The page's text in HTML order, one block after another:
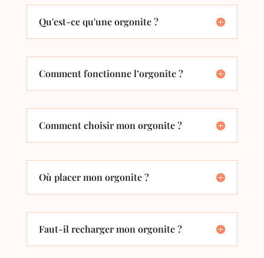
Qu'est-ce qu'une orgonite ?
Comment fonctionne l’orgonite ?
Comment choisir mon orgonite ?
Où placer mon orgonite ?
Faut-il recharger mon orgonite ?